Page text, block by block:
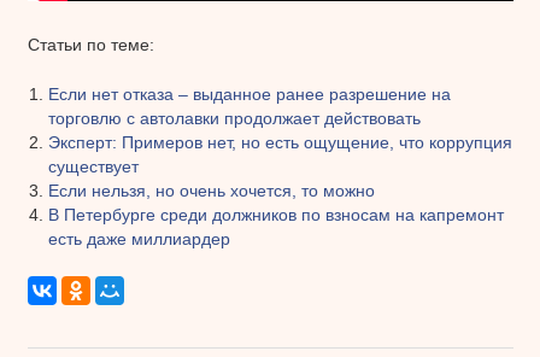
Статьи по теме:
Если нет отказа – выданное ранее разрешение на
торговлю с автолавки продолжает действовать
Эксперт: Примеров нет, но есть ощущение, что коррупция
существует
Если нельзя, но очень хочется, то можно
В Петербурге среди должников по взносам на капремонт
есть даже миллиардер